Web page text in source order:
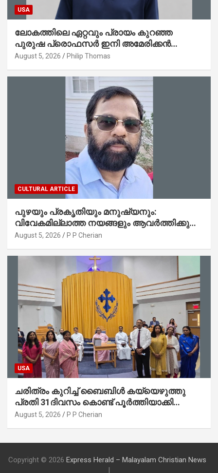
USA
ലോകത്തിലെ ഏറ്റവും പ്രായം കുറഞ്ഞ
പുരുഷ പ്രൊഫസർ ഇനി അമേരിക്കൻ
മലയാളി നേഥൻ തോമസ്
August 5, 2026 Philip Thomas
CULTURAL ARTICLE
പുഴയും പ്രകൃതിയും മനുഷ്യനും:
വിവേകമില്ലാത്ത നയങ്ങളും ആവർത്തിക്കുന്ന
ദുരന്തങ്ങളും : റവ. ജെയിംസ് കെ.
August 5, 2026 P P Cherian
USA
ചരിത്രം കുറിച്ച് ബൈബിൾ കയ്യെഴുത്തു
പ്രതി 31ദിവസം കൊണ്ട് പൂർത്തിയാക്കി
മാർത്തോമ്മാ ചർച്ച് ഓഫ് ഡാളസ് ഫാർമേഴ്‌സ്
August 5, 2026 P P Cherian
Copyright © 2026 Express Herald – Malayalam Christian News